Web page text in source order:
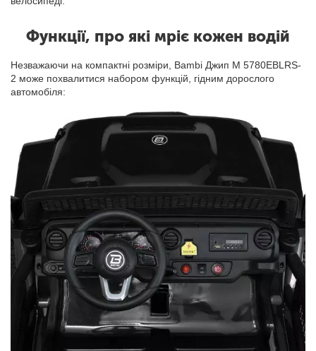
Функції, про які мріє кожен водій
Незважаючи на компактні розміри, Bambi Джип M 5780EBLRS-
2 може похвалитися набором функцій, гідним дорослого
автомобіля: